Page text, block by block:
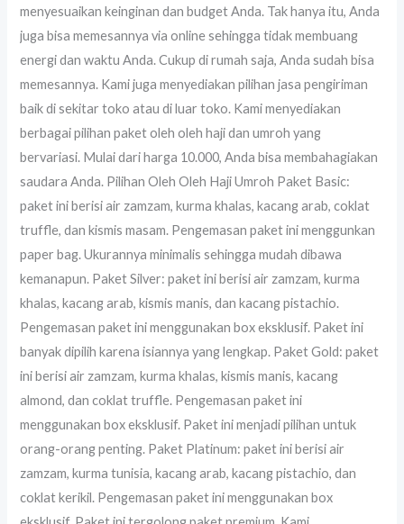
menyesuaikan keinginan dan budget Anda. Tak hanya itu, Anda
juga bisa memesannya via online sehingga tidak membuang
energi dan waktu Anda. Cukup di rumah saja, Anda sudah bisa
memesannya. Kami juga menyediakan pilihan jasa pengiriman
baik di sekitar toko atau di luar toko. Kami menyediakan
berbagai pilihan paket oleh oleh haji dan umroh yang
bervariasi. Mulai dari harga 10.000, Anda bisa membahagiakan
saudara Anda. Pilihan Oleh Oleh Haji Umroh Paket Basic:
paket ini berisi air zamzam, kurma khalas, kacang arab, coklat
truffle, dan kismis masam. Pengemasan paket ini menggunkan
paper bag. Ukurannya minimalis sehingga mudah dibawa
kemanapun. Paket Silver: paket ini berisi air zamzam, kurma
khalas, kacang arab, kismis manis, dan kacang pistachio.
Pengemasan paket ini menggunakan box eksklusif. Paket ini
banyak dipilih karena isiannya yang lengkap. Paket Gold: paket
ini berisi air zamzam, kurma khalas, kismis manis, kacang
almond, dan coklat truffle. Pengemasan paket ini
menggunakan box eksklusif. Paket ini menjadi pilihan untuk
orang-orang penting. Paket Platinum: paket ini berisi air
zamzam, kurma tunisia, kacang arab, kacang pistachio, dan
coklat kerikil. Pengemasan paket ini menggunakan box